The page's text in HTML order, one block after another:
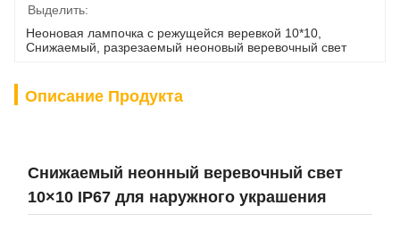
Выделить:
Неоновая лампочка с режущейся веревкой 10*10
Снижаемый
разрезаемый неоновый веревочный свет
Описание Продукта
Снижаемый неонный веревочный свет
10×10 IP67 для наружного украшения